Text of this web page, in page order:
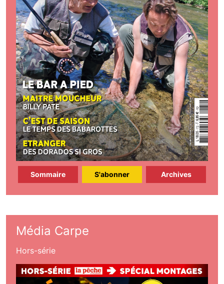
Sommaire S'abonner Archives
Média Carpe
Hors-série